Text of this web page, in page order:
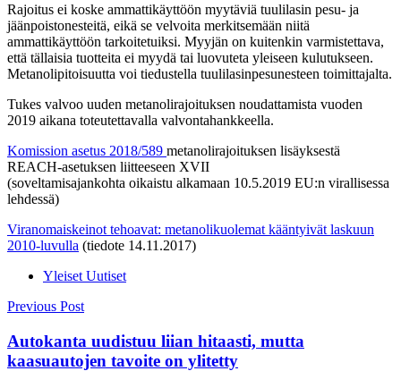
Rajoitus ei koske ammattikäyttöön myytäviä tuulilasin pesu- ja
jäänpoistonesteitä, eikä se velvoita merkitsemään niitä
ammattikäyttöön tarkoitetuiksi. Myyjän on kuitenkin varmistettava,
että tällaisia tuotteita ei myydä tai luovuteta yleiseen kulutukseen.
Metanolipitoisuutta voi tiedustella tuulilasinpesunesteen toimittajalta.
Tukes valvoo uuden metanolirajoituksen noudattamista vuoden
2019 aikana toteutettavalla valvontahankkeella.
Komission asetus 2018/589 metanolirajoituksen lisäyksestä
REACH-asetuksen liitteeseen XVII
(soveltamisajankohta oikaistu alkamaan 10.5.2019 EU:n virallisessa
lehdessä)
Viranomaiskeinot tehoavat: metanolikuolemat kääntyivät laskuun
2010-luvulla (tiedote 14.11.2017)
Yleiset Uutiset
Post
navigation
Previous Post
Autokanta uudistuu liian hitaasti, mutta
kaasuautojen tavoite on ylitetty